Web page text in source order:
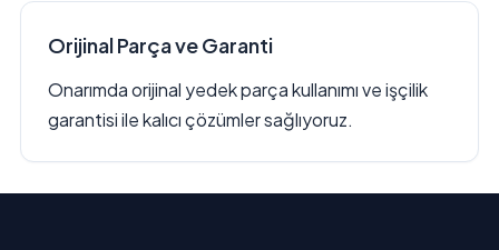
Orijinal Parça ve Garanti
Onarımda orijinal yedek parça kullanımı ve işçilik
garantisi ile kalıcı çözümler sağlıyoruz.